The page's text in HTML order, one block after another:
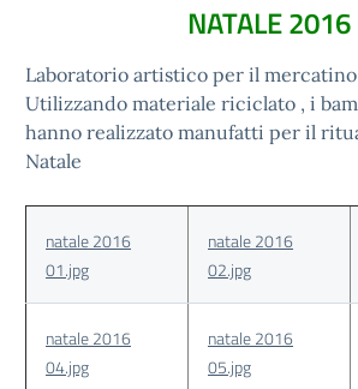
NATALE 2016
Laboratorio artistico per il
Utilizzando materiale riciclato , i
hanno realizzato manufatti per il
Natale
natale 2016
01.jpg
natale 2016
02.jpg
natale 2016
04.jpg
natale 2016
05.jpg